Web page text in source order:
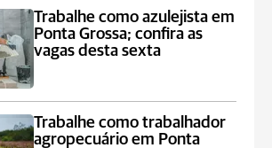
Trabalhe como azulejista em
Ponta Grossa; confira as
vagas desta sexta
Trabalhe como trabalhador
agropecuário em Ponta